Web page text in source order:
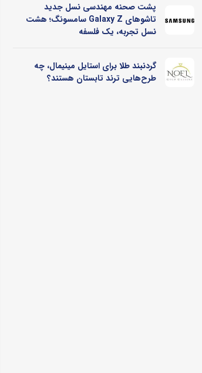
پشت صحنه مهندسی نسل جدید
تاشوهای Galaxy Z سامسونگ؛ هشت
نسل تجربه، یک فلسفه
گردنبند طلا برای استایل مینیمال، چه
طرح‌هایی ترند تابستان هستند؟